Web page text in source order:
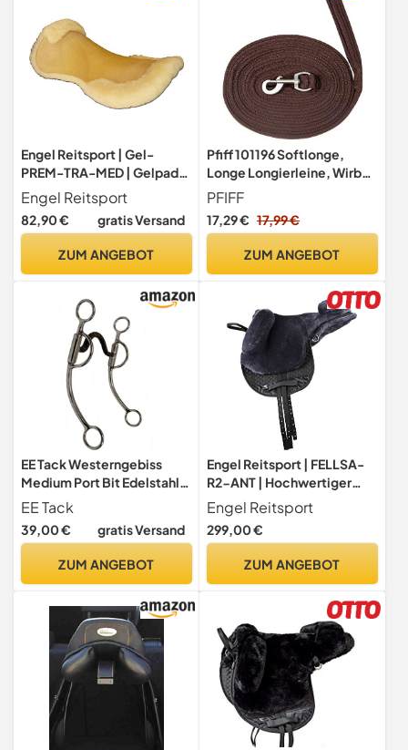
Engel Reitsport | Gel-
PREM-TRA-MED | Gelpad
Premium transparent |
helles Gel Sattelkissen | mit
Lammfell gefüttert - Fully
vorne&hinten | optimale
Antirutsch
Engel Reitsport
82,90 € gratis Versand
ZUM ANGEBOT
Pfiff 101196 Softlonge,
Longe Longierleine, Wirbel
Karabinerhaken, ca 8,20
Meter
PFIFF
17,29 € 17,99 €
ZUM ANGEBOT
EE Tack Westerngebiss
Medium Port Bit Edelstahl
Shanks
EE Tack
39,00 € gratis Versand
ZUM ANGEBOT
Engel Reitsport | FELLSA-
R2-ANT | Hochwertiger
Fellsattel | echtes Merino
Lammfell | baumloses
Bare-Back-pad | Gr.
grau
Engel Reitsport
299,00 €
ZUM ANGEBOT